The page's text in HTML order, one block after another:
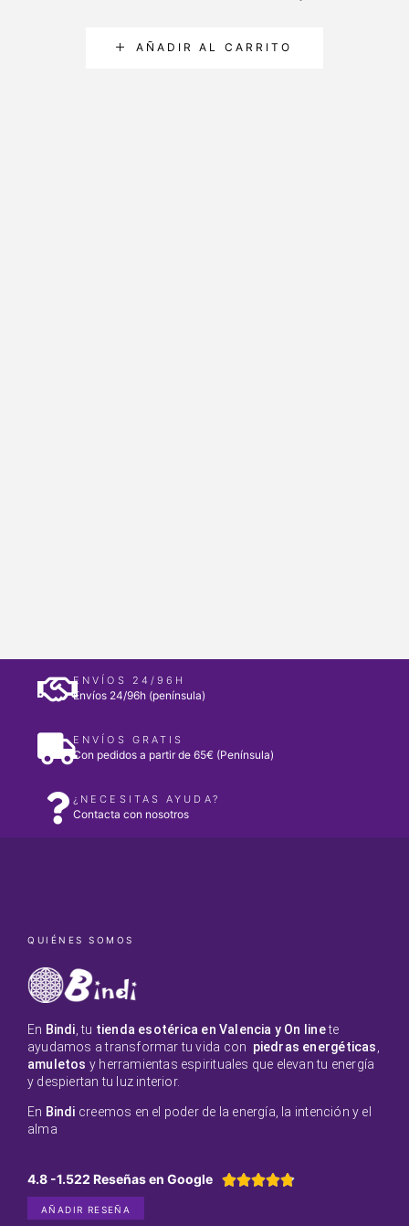
ENVÍOS 24/96H
Envíos 24/96h (península)
ENVÍOS GRATIS
Con pedidos a partir de 65€ (Península)
¿NECESITAS AYUDA?
Contacta con nosotros
QUIÉNES SOMOS
En Bindi , tu tienda esotérica en Valencia y On linete
ayudamos a transformar tu vida con piedras energéticas
amuletos y herramientas espirituales que elevan tu energía
y despiertan tu luz interior.
En Bindi creemos en el poder de la energía, la intención y el
alma
4.8 -1.522 Reseñas en Google 
AÑADIR RESEÑA